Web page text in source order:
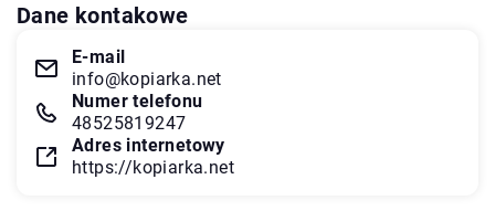
Dane kontakowe
E-mail
info@kopiarka.net
Numer telefonu
48525819247
Adres internetowy
https://kopiarka.net